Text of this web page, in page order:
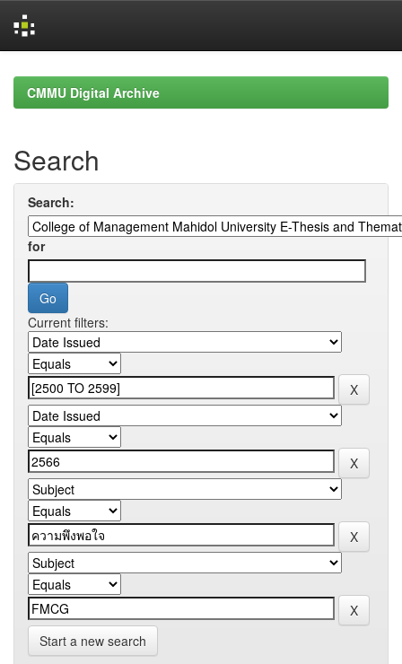
navigationCMMU Digital Archive
Search
Search:
for
Current filters:
Start a new search